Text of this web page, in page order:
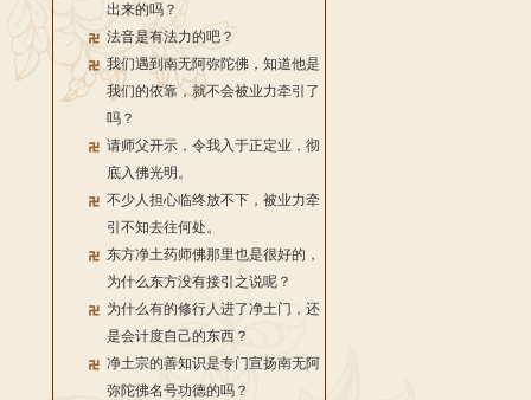
出来的吗？
法音是有法力的吧？
我们遇到南无阿弥陀佛，知道他是
我们的依靠，就不会被业力牵引了
吗？
请师父开示，令我入于正定业，彻
底入佛光明。
不少人担心临终放不下，被业力牵
引不知去往何处。
东方净土药师佛那里也是很好的，
为什么东方没有接引之说呢？
为什么有的修行人进了净土门，还
是会计度自己的东西？
净土宗的善知识是专门宣扬南无阿
弥陀佛名号功德的吗？